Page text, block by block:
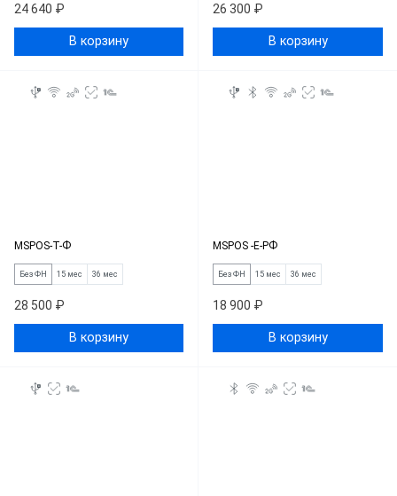
24 640 ₽
В корзину
26 300 ₽
В корзину
MSPOS-T-Ф
Без ФН 15 мес 36 мес
28 500 ₽
В корзину
MSPOS -Е-РФ
Без ФН 15 мес 36 мес
18 900 ₽
В корзину